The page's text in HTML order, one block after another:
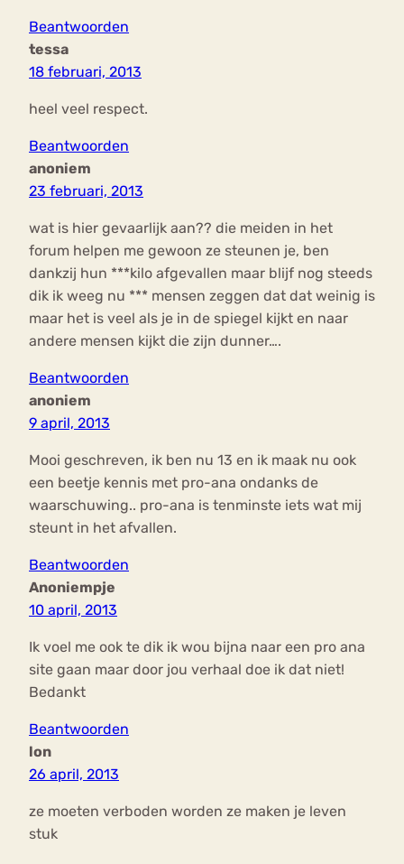
Beantwoorden
tessa
18 februari, 2013
heel veel respect.
Beantwoorden
anoniem
23 februari, 2013
wat is hier gevaarlijk aan?? die meiden in het
forum helpen me gewoon ze steunen je, ben
dankzij hun ***kilo afgevallen maar blijf nog steeds
dik ik weeg nu *** mensen zeggen dat dat weinig is
maar het is veel als je in de spiegel kijkt en naar
andere mensen kijkt die zijn dunner….
Beantwoorden
anoniem
9 april, 2013
Mooi geschreven, ik ben nu 13 en ik maak nu ook
een beetje kennis met pro-ana ondanks de
waarschuwing.. pro-ana is tenminste iets wat mij
steunt in het afvallen.
Beantwoorden
Anoniempje
10 april, 2013
Ik voel me ook te dik ik wou bijna naar een pro ana
site gaan maar door jou verhaal doe ik dat niet!
Bedankt
Beantwoorden
lon
26 april, 2013
ze moeten verboden worden ze maken je leven
stuk